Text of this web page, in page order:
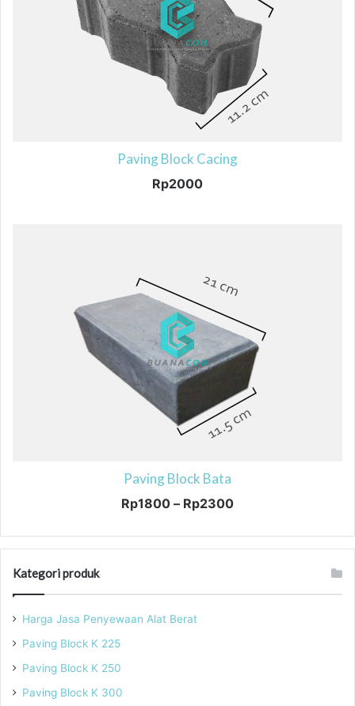
Paving Block Cacing
Rp2000
Paving Block Bata
Rp1800 – Rp2300Rentang
Rp1800
hingga
varian.
ini
Kategori produk
Harga Jasa Penyewaan Alat Berat
Paving Block K 225
Paving Block K 250
Paving Block K 300